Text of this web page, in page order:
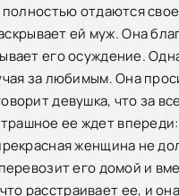
полностью отдаются
ей муж. Она
его осуждение.
за любимым. Она
девушка, что за
ее ждет
женщина не
его домой и
расстраивает ее, и